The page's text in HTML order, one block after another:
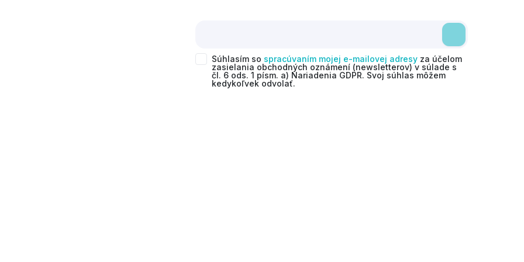
Súhlasím so spracúvaním mojej e-mailovej adresy za účelom
zasielania obchodných oznámení (newsletterov) v súlade s
čl. 6 ods. 1 písm. a) Nariadenia GDPR. Svoj súhlas môžem
kedykoľvek odvolať.